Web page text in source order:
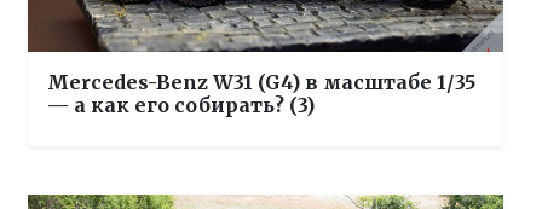
Mercedes-Benz W31 (G4) в масштабе 1/35
— а как его собирать? (3)